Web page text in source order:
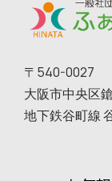
〒540-0027
大阪市中央区
地下鉄谷町線